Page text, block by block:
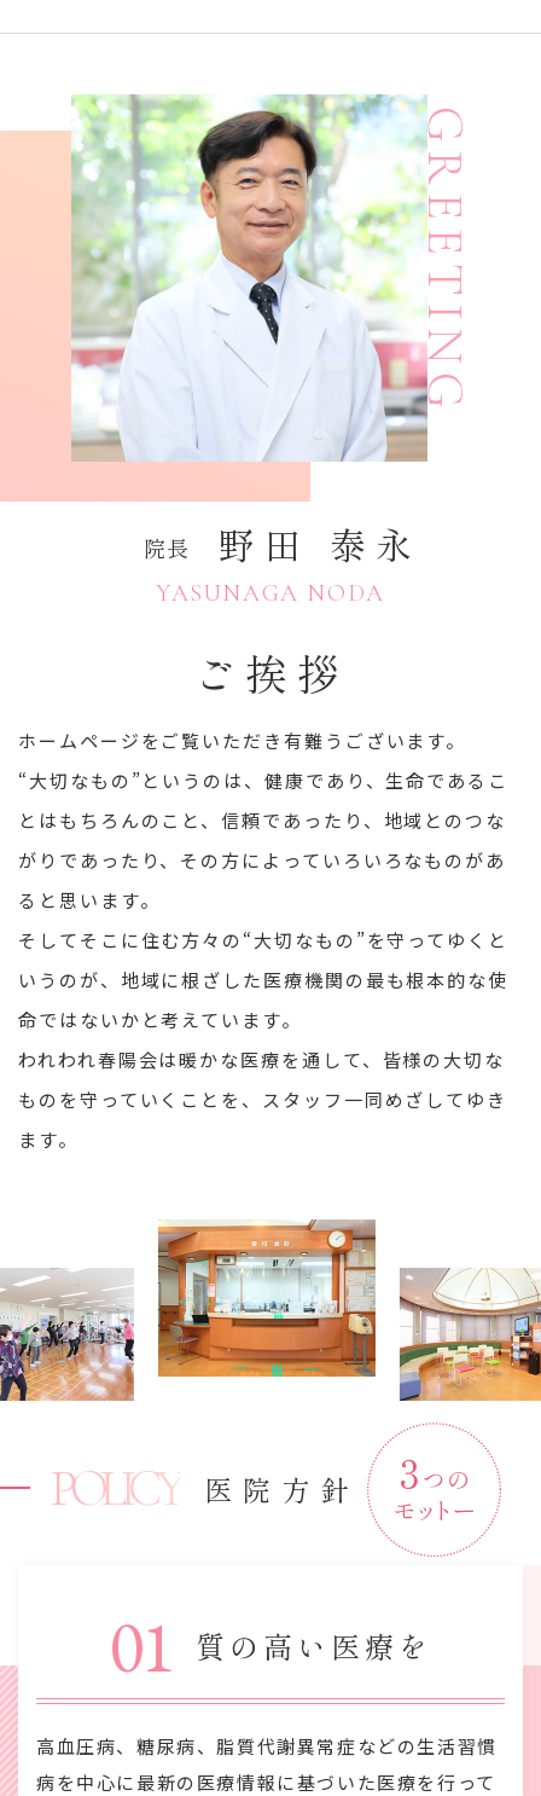
GREETING
院長 野田 泰永
YASUNAGA NODA
ご挨拶
ホームページをご覧いただき有難うございます。
“大切なもの”というのは、健康であり、生命であるこ
とはもちろんのこと、信頼であったり、地域とのつな
がりであったり、その方によっていろいろなものがあ
ると思います。
そしてそこに住む方々の“大切なもの”を守ってゆくと
いうのが、地域に根ざした医療機関の最も根本的な使
命ではないかと考えています。
われわれ春陽会は暖かな医療を通して、皆様の大切な
ものを守っていくことを、スタッフ一同めざしてゆき
ます。
POLICY 医院方針
01 質の高い医療を
高血圧病、糖尿病、脂質代謝異常症などの生活習慣
病を中心に最新の医療情報に基づいた医療を行って